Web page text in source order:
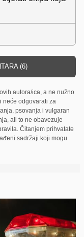
(6)
autora/ica, a ne nužno
neće odgovarati za
psovanja i vulgaran
ali to ne obavezuje
Čitanjem prihvatate
sadržaji koji mogu